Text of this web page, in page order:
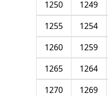
1249
1250
1254
1255
1259
1260
1264
1265
1269
1270